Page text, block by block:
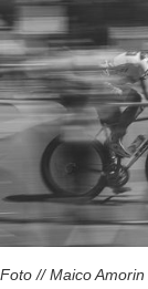
Foto // Maico